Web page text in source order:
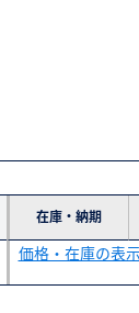
在庫・納期
価格・在庫の表